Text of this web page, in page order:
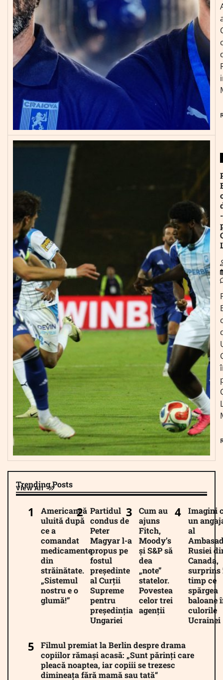
Trending Posts
View All
Americancă
uluită după
ce a
comandat
medicamente
din
străinătate.
„Sistemul
nostru e o
glumă!”
Partidul
condus de
Peter
Magyar l-a
propus pe
fostul
președinte
al Curții
Supreme
pentru
președinția
Ungariei
Cum au
ajuns
Fitch,
Moody’s
și S&P să
dea
„note”
statelor.
Povestea
celor trei
agenții
Imagini
un
al
Rusiei
Canada,
surprins
timp ce
spărgea
baloane
culorile
Ucrainei
Filmul premiat la Berlin despre drama
copiilor rămași acasă: „Sunt părinți care
pleacă noaptea, iar copiii se trezesc
dimineața fără mamă sau tată“